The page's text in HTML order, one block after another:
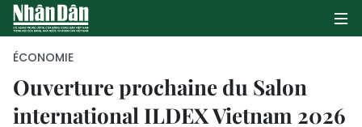
PAGE D'ACCUEIL
ÉCONOMIE
Ouverture prochaine du Salon
international ILDEX Vietnam 2026